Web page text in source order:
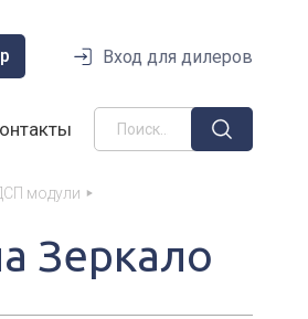
Вход для дилеров
модули
Зеркало